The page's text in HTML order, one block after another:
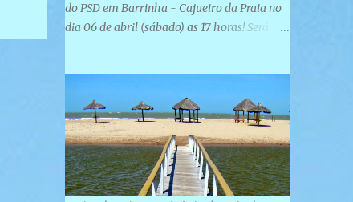
do PSD em Barrinha - Cajueiro da Praia no
dia 06 de abril (sábado) as 17 horas! Será
localizada na Rua São José, 98 Barrinha -
Cajueiro da Praia.